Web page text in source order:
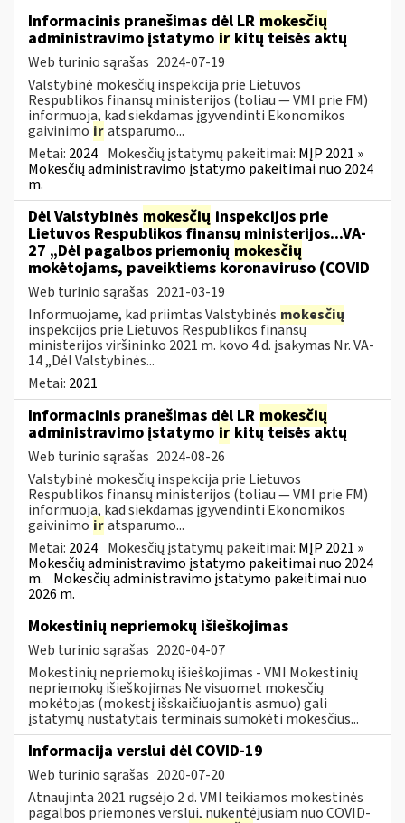
Informacinis pranešimas dėl LR mokesčių
administravimo įstatymo ir kitų teisės aktų
Web turinio sąrašas 2024-07-19
Valstybinė mokesčių inspekcija prie Lietuvos
Respublikos finansų ministerijos (toliau — VMI prie FM)
informuoja, kad siekdamas įgyvendinti Ekonomikos
gaivinimo iratsparumo...
Metai: 2024 Mokesčių įstatymų pakeitimai: MĮP 2021 »
Mokesčių administravimo įstatymo pakeitimai nuo 2024
m.
Dėl Valstybinės mokesčių inspekcijos prie
Lietuvos Respublikos finansų ministerijos...VA-
27 „Dėl pagalbos priemonių mokesčių
mokėtojams, paveiktiems koronaviruso (COVID
Web turinio sąrašas 2021-03-19
Informuojame, kad priimtas Valstybinės mokesčių
inspekcijos prie Lietuvos Respublikos finansų
ministerijos viršininko 2021 m. kovo 4 d. įsakymas Nr. VA-
14 „Dėl Valstybinės...
Metai: 2021
Informacinis pranešimas dėl LR mokesčių
administravimo įstatymo ir kitų teisės aktų
Web turinio sąrašas 2024-08-26
Valstybinė mokesčių inspekcija prie Lietuvos
Respublikos finansų ministerijos (toliau — VMI prie FM)
informuoja, kad siekdamas įgyvendinti Ekonomikos
gaivinimo iratsparumo...
Metai: 2024 Mokesčių įstatymų pakeitimai: MĮP 2021 »
Mokesčių administravimo įstatymo pakeitimai nuo 2024
m. Mokesčių administravimo įstatymo pakeitimai nuo
2026 m.
Mokestinių nepriemokų išieškojimas
Web turinio sąrašas 2020-04-07
Mokestinių nepriemokų išieškojimas - VMI Mokestinių
nepriemokų išieškojimas Ne visuomet mokesčių
mokėtojas (mokestį išskaičiuojantis asmuo) gali
įstatymų nustatytais terminais sumokėti mokesčius...
Informacija verslui dėl COVID-19
Web turinio sąrašas 2020-07-20
Atnaujinta 2021 rugsėjo 2 d. VMI teikiamos mokestinės
pagalbos priemonės verslui, nukentėjusiam nuo COVID-